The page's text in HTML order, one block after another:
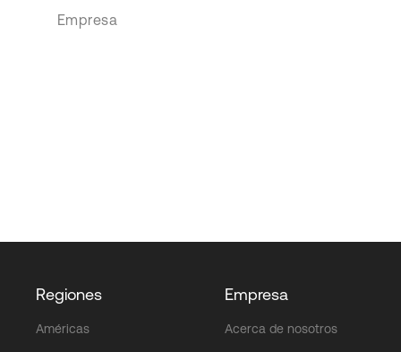
Empresa
Regiones
Américas
Empresa
Acerca de nosotros